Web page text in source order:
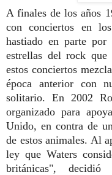
A finales de los años
con conciertos en
hastiado en parte
estrellas del rock
estos conciertos
época anterior con
solitario. En 2002
organizado para
Unido, en contra de
de estos animales. Al
ley que Waters
británicas",